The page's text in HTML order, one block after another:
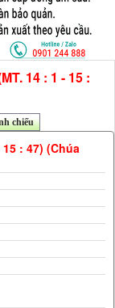
14 : 1 - 15 :
chiếu
: 47) (Chúa